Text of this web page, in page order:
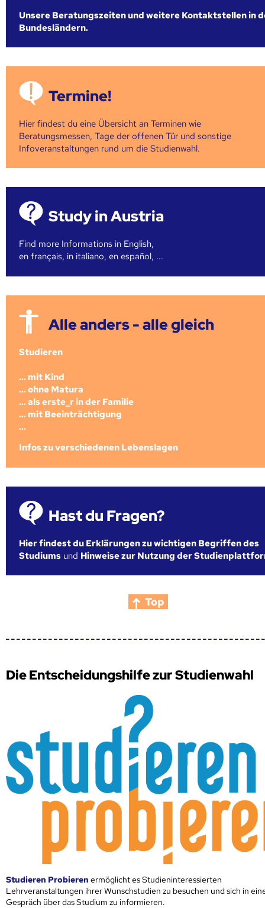
Unsere Beratungszeiten und weitere Kontaktstellen in
Bundesländern.
Termine!
Hier findest du eine Übersicht an Terminen wie
Beratungsmessen, Tage der offenen Tür und sonstige
Infoveranstaltungen rund um die Studienwahl.
Study in Austria
Find more Informations in English,
en français, in italiano, en español, ...
Alle anders - alle gleich
Studieren
... mit Kind
... ohne Matura
... als erste_r in der Familie
... mit Beeinträchtigung
...
Infos zu verschiedenen Lebenslagen
Hast du Fragen?
Hier findest du Erklärungen zu wichtigen Begriffen des
Studiums und Hinweise zur Nutzung der
Top
Die Entscheidungshilfe zur Studienwahl
Studieren Probieren ermöglicht es Studieninteressierten
Lehrveranstaltungen ihrer Wunschstudien zu besuchen und sich in
Gespräch über das Studium zu informieren.